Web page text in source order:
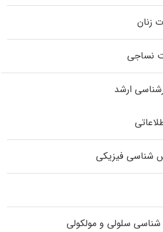
زنان
نساجی
ارشد
شناسی فیزیکی
سلولی و مولکولی